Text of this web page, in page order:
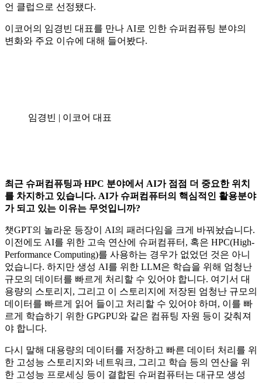
언 클럽으로 선정됐다.
이코어의 임경빈 대표를 만나 AI로 인한 슈퍼컴퓨팅 분야의
변화와 주요 이슈에 대해 들어봤다.
임경빈 | 이코어 대표
최근 슈퍼컴퓨팅과 HPC 분야에서 AI가 점점 더 중요한 위치
를 차지하고 있습니다. AI가 슈퍼컴퓨터의 핵심적인 활용분야
가 되고 있는 이유는 무엇입니까?
챗GPT의 놀라운 등장이 AI의 패러다임을 크게 바꿔놨습니다.
이전에도 AI를 위한 고속 연산에 슈퍼컴퓨터, 혹은 HPC(High-
Performance Computing)를 사용하는 경우가 없었던 것은 아니
었습니다. 하지만 생성 AI를 위한 LLM은 학습을 위해 엄청난
규모의 데이터를 빠르게 처리할 수 있어야 합니다. 여기서 대
용량의 스토리지, 그리고 이 스토리지에 저장된 엄청난 규모의
데이터를 빠르게 읽어 들이고 처리할 수 있어야 하며, 이를 빠
르게 학습하기 위한 GPGPU와 같은 컴퓨팅 자원 등이 갖춰져
야 합니다.
다시 말해 대용량의 데이터를 저장하고 빠른 데이터 처리를 위
한 고성능 스토리지와 네트워크, 그리고 학습 등의 연산을 위
한 고성능 프로세싱 등이 결합된 슈퍼컴퓨터는 대규모 생성